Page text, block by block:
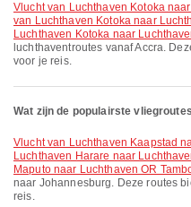
vlucht van Luchthaven Kotoka
van Luchthaven Kotoka naar
Luchthaven Kotoka naar
luchthaventroutes vanaf Accra.
voor je reis.
Wat zijn de populairste
vlucht van Luchthaven Kaapstad
Luchthaven Harare naar
Maputo naar Luchthaven OR
naar Johannesburg. Deze routes
reis.